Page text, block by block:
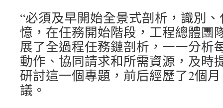
“必須及早開始全景式剖析，識別
憶，在任務開始階段，工程總體團
展了全過程任務鏈剖析，一一分析
動作、協同請求和所需資源，及時
研討這一個專題，前后經歷了2個
議。